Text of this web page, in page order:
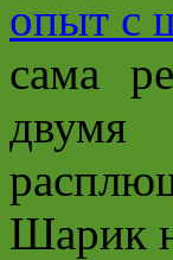
сама
Шарик